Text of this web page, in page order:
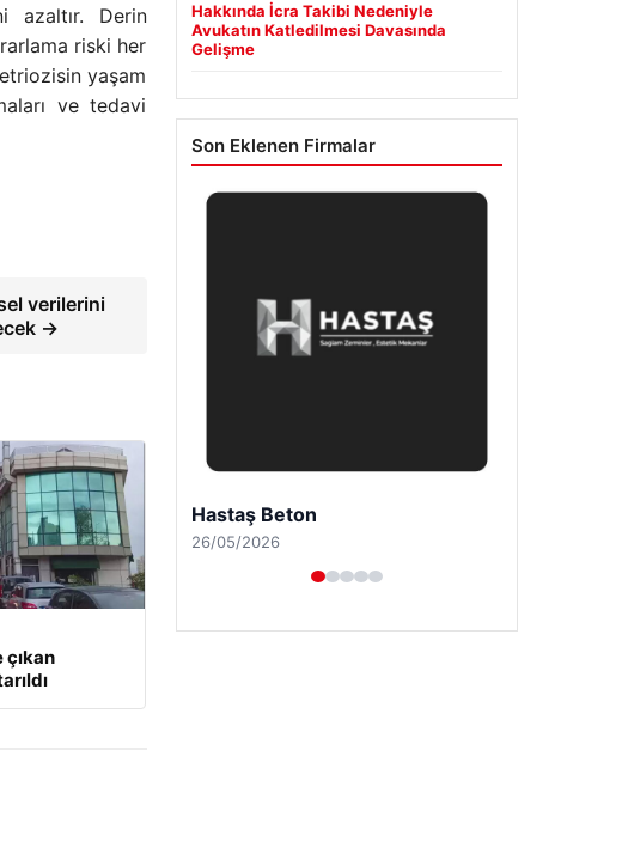
azaltır. Derin
riski her
yaşam
ve tedavi
verilerini
→
çıkan
Hakkında İcra Takibi Nedeniyle
Avukatın Katledilmesi Davasında
Gelişme
Son Eklenen Firmalar
Enes Kaplan Avukatlık Bürosu
28/04/2026